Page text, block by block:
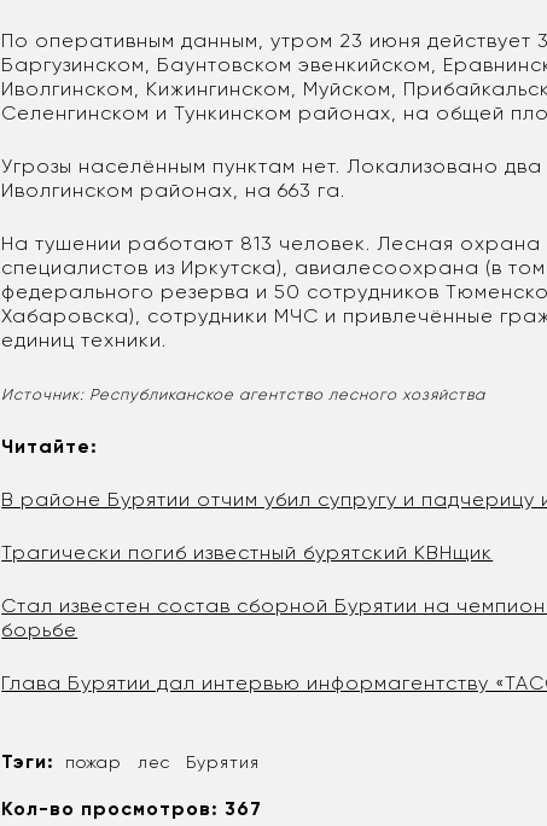
По оперативным данным, утром 23 июня действует
Баргузинском, Баунтовском эвенкийском,
Иволгинском, Кижингинском, Муйском,
Селенгинском и Тункинском районах, на общей
Угрозы населённым пунктам нет. Локализовано
Иволгинском районах, на 663 га.
На тушении работают 813 человек. Лесная охрана
специалистов из Иркутска), авиалесоохрана (в
федерального резерва и 50 сотрудников
Хабаровска), сотрудники МЧС и привлечённые
единиц техники.
Источник: Республиканское агентство лесного хозяйства
Читайте:
В районе Бурятии отчим убил супругу и падчерицу
Трагически погиб известный бурятский КВНщик
Стал известен состав сборной Бурятии на
борьбе
Глава Бурятии дал интервью информагентству
Тэги: пожар лес Бурятия
Кол-во просмотров: 367